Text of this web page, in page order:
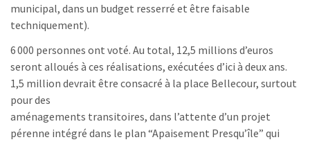
municipal, dans un budget resserré et être faisable
techniquement).
6 000 personnes ont voté. Au total, 12,5 millions d’euros
seront alloués à ces réalisations, exécutées d’ici à deux ans.
1,5 million devrait être consacré à la place Bellecour, surtout
pour des
aménagements transitoires, dans l’attente d’un projet
pérenne intégré dans le plan “Apaisement Presqu’île” qui